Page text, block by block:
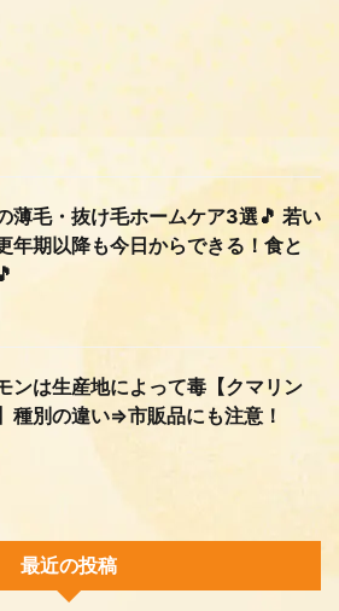
薄毛・抜け毛ホームケア3選🎵 若い
年期以降も今日からできる！食と
ンは生産地によって毒【クマリン
種別の違い⇒市販品にも注意！
最近の投稿